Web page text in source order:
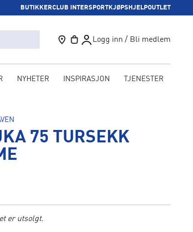
BUTIKKERCLUB INTERSPORTKJØPSHJELPOUTLET
Logg inn / Bli medlem
NYHETER INSPIRASJON TJENESTER
75 TURSEKK
er utsolgt.